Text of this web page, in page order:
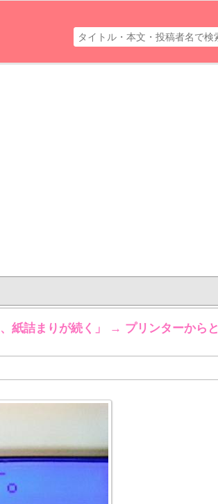
紙詰まりが続く」 → プリンターからと